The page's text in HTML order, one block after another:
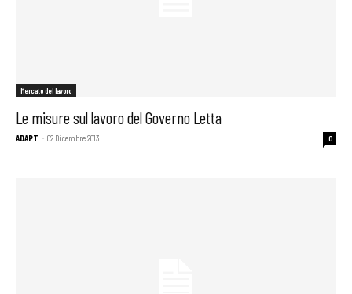
Mercato del lavoro
Le misure sul lavoro del Governo Letta
ADAPT - 02 Dicembre 2013 0